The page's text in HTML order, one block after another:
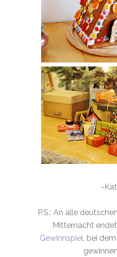
-
P.S.: An alle
Mitternacht
Gewinnspiel, bei